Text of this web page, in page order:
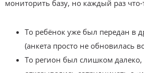
мониторить базу, но каждый раз
То ребёнок уже был передан в
(анкета просто не обновилась
То регион был слишком далеко,